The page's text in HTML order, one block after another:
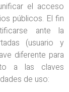
el acceso
públicos. El fin
ante la
(usuario y
diferente para
a las claves
de uso: